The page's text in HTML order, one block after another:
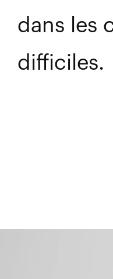
dans les
difficiles.